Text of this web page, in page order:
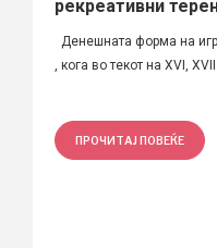
рекреативни
Денешната форма на
, кога во текот на XVI,
ПРОЧИТАЈ ПОВЕЌЕ